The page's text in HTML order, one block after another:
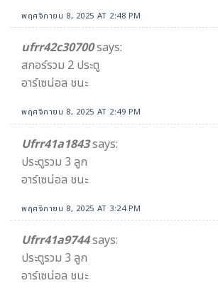
พฤศจิกายน 8, 2025 AT 2:48 PM
ufrr42c30700says:
สกอร์รวม 2 ประตู
อาร์เซน่อล ชนะ
พฤศจิกายน 8, 2025 AT 2:49 PM
Ufrr41a1843says:
ประตูรวม 3 ลูก
อาร์เซน่อล ชนะ
พฤศจิกายน 8, 2025 AT 3:24 PM
Ufrr41a9744says:
ประตูรวม 3 ลูก
อาร์เซน่อล ชนะ